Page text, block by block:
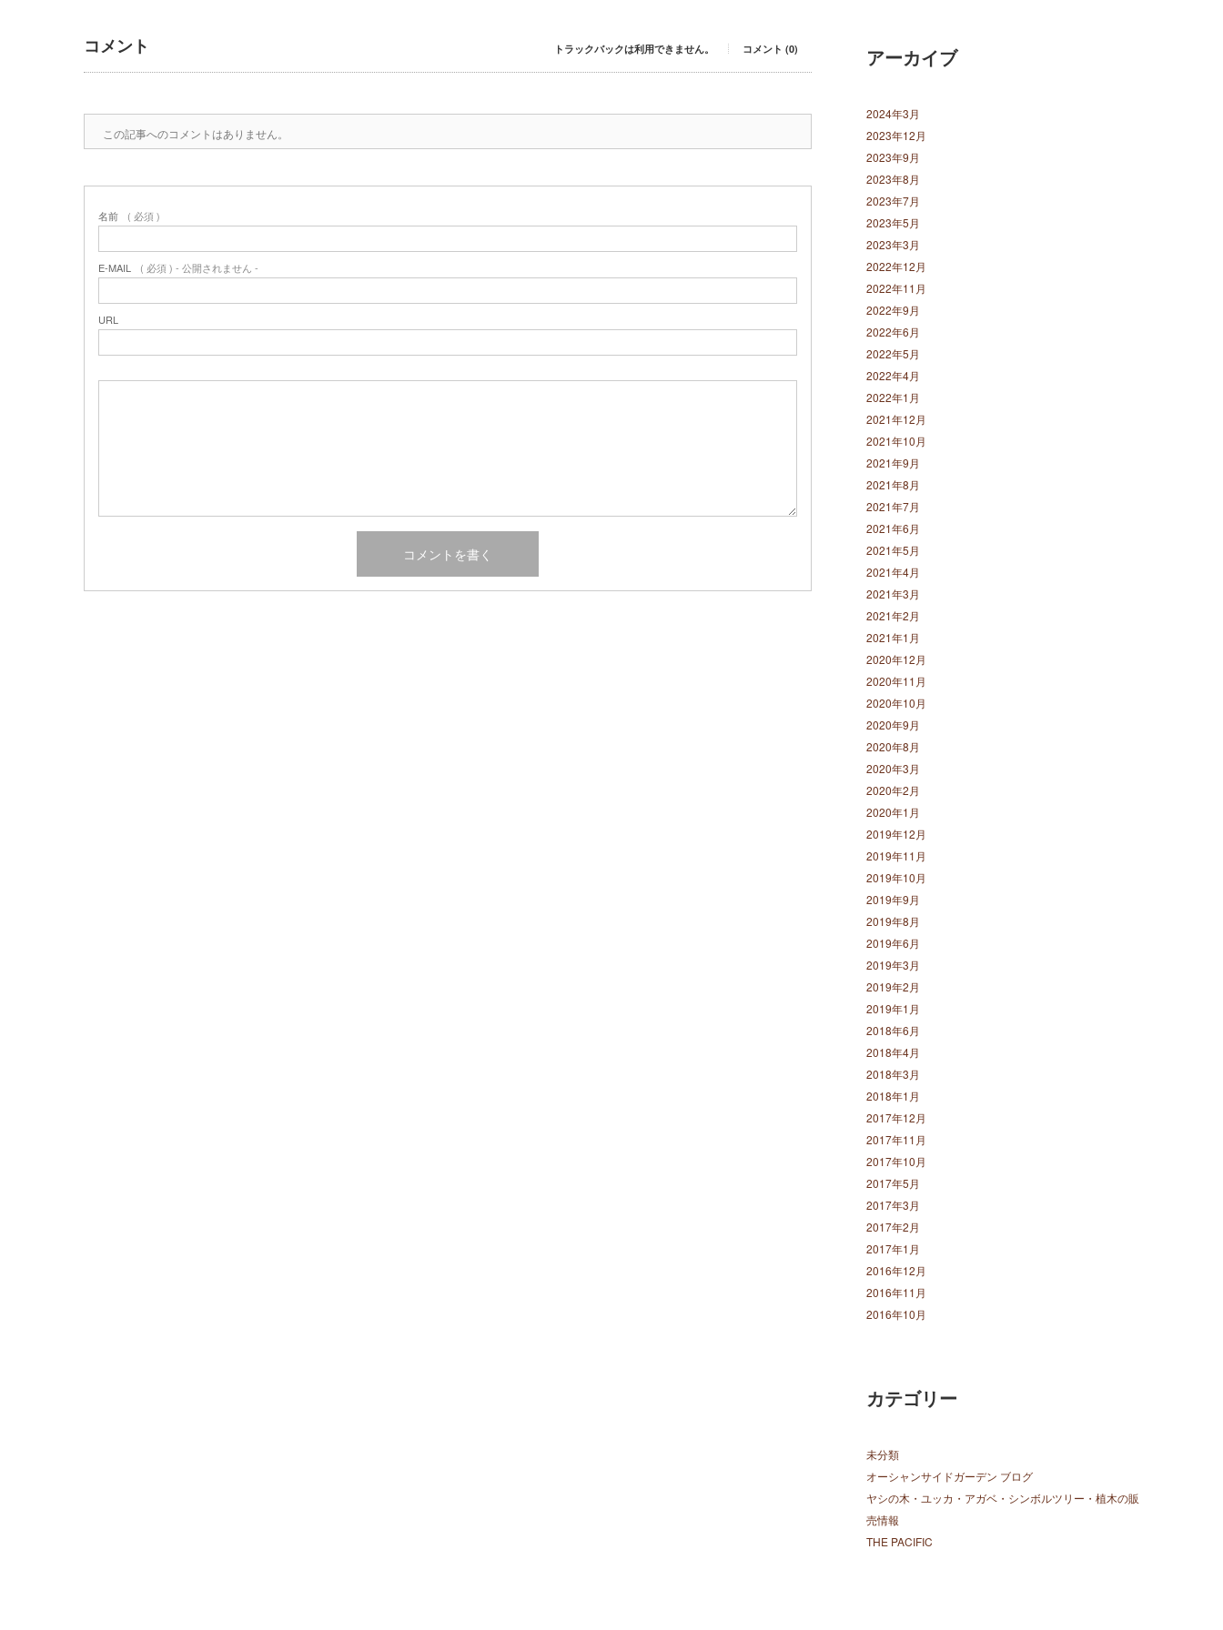
コメント トラックバックは利用できません。 コメント (0)
この記事へのコメントはありません。
名前 ( 必須 )
E-MAIL ( 必須 ) - 公開されません -
URL
アーカイブ
2024年3月
2023年12月
2023年9月
2023年8月
2023年7月
2023年5月
2023年3月
2022年12月
2022年11月
2022年9月
2022年6月
2022年5月
2022年4月
2022年1月
2021年12月
2021年10月
2021年9月
2021年8月
2021年7月
2021年6月
2021年5月
2021年4月
2021年3月
2021年2月
2021年1月
2020年12月
2020年11月
2020年10月
2020年9月
2020年8月
2020年3月
2020年2月
2020年1月
2019年12月
2019年11月
2019年10月
2019年9月
2019年8月
2019年6月
2019年3月
2019年2月
2019年1月
2018年6月
2018年4月
2018年3月
2018年1月
2017年12月
2017年11月
2017年10月
2017年5月
2017年3月
2017年2月
2017年1月
2016年12月
2016年11月
2016年10月
カテゴリー
未分類
オーシャンサイドガーデン ブログ
ヤシの木・ユッカ・アガベ・シンボルツリー・植木の販
売情報
THE PACIFIC